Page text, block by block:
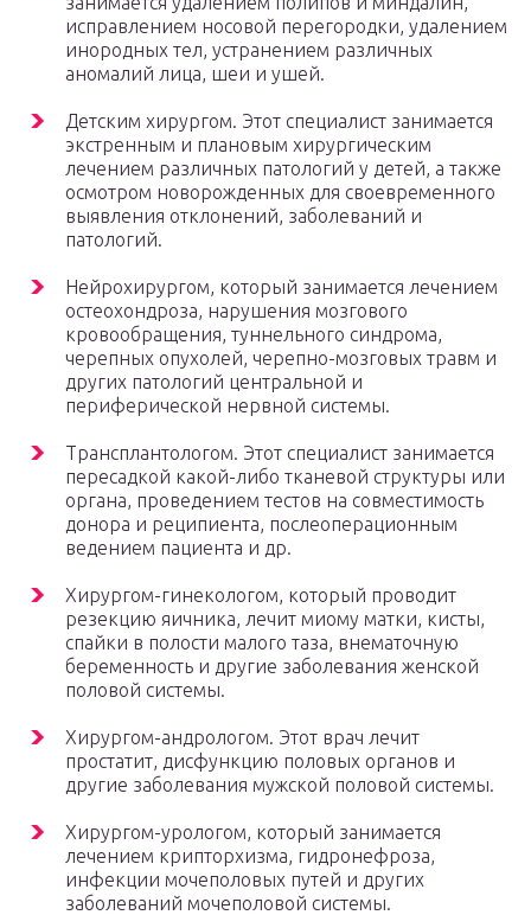
исправлением носовой перегородки, удалением
инородных тел, устранением различных
аномалий лица, шеи и ушей.
Детским хирургом. Этот специалист занимается
экстренным и плановым хирургическим
лечением различных патологий у детей, а также
осмотром новорожденных для своевременного
выявления отклонений, заболеваний и
патологий.
Нейрохирургом, который занимается лечением
остеохондроза, нарушения мозгового
кровообращения, туннельного синдрома,
черепных опухолей, черепно-мозговых травм и
других патологий центральной и
периферической нервной системы.
Трансплантологом. Этот специалист занимается
пересадкой какой-либо тканевой структуры или
органа, проведением тестов на совместимость
донора и реципиента, послеоперационным
ведением пациента и др.
Хирургом-гинекологом, который проводит
резекцию яичника, лечит миому матки, кисты,
спайки в полости малого таза, внематочную
беременность и другие заболевания женской
половой системы.
Хирургом-андрологом. Этот врач лечит
простатит, дисфункцию половых органов и
другие заболевания мужской половой системы.
Хирургом-урологом, который занимается
лечением крипторхизма, гидронефроза,
инфекции мочеполовых путей и других
заболеваний мочеполовой системы.